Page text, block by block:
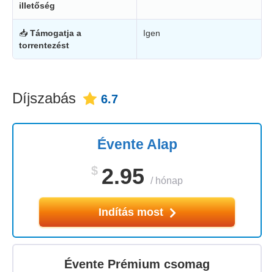
illetőség
📥 Támogatja a
torrentezést
Igen
Díjszabás 6.7
Évente Alap
$ 2.95 / hónap
Indítás most
Évente Prémium csomag